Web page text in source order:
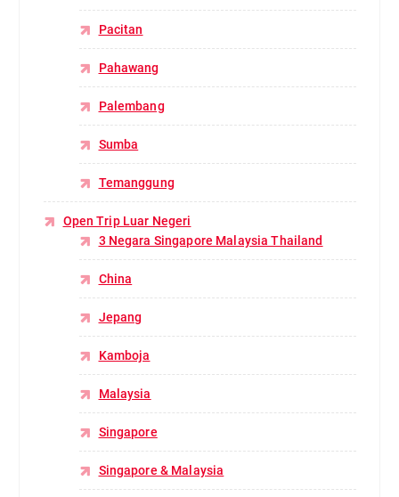
Pacitan
Pahawang
Palembang
Sumba
Temanggung
Open Trip Luar Negeri
3 Negara Singapore Malaysia Thailand
China
Jepang
Kamboja
Malaysia
Singapore
Singapore & Malaysia